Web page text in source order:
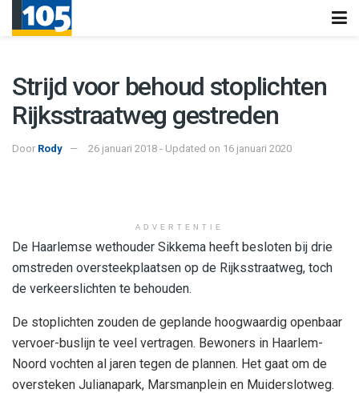
Strijd voor behoud stoplichten
Rijksstraatweg gestreden
Door Rody 26 januari 2018 - Updated on 16 januari 2020
ADVERTENTIE
De Haarlemse wethouder Sikkema heeft besloten bij drie
omstreden oversteekplaatsen op de Rijksstraatweg, toch
de verkeerslichten te behouden.
De stoplichten zouden de geplande hoogwaardig openbaar
vervoer-buslijn te veel vertragen. Bewoners in Haarlem-
Noord vochten al jaren tegen de plannen. Het gaat om de
oversteken Julianapark, Marsmanplein en Muiderslotweg.